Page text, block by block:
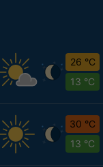
26 °C
13 °C
30 °C
13 °C